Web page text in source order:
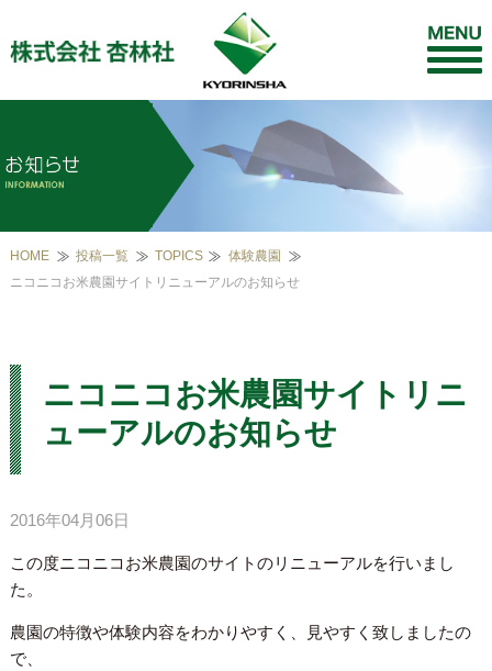
HOME 投稿一覧 TOPICS
体験農園
ニコニコお米農園サイトリニューアルのお知らせ
ニコニコお米農園サイトリニ
ューアルのお知らせ
2016年04月06日
この度ニコニコお米農園のサイトのリニューアルを行いまし
た。
農園の特徴や体験内容をわかりやすく、見やすく致しましたの
で、